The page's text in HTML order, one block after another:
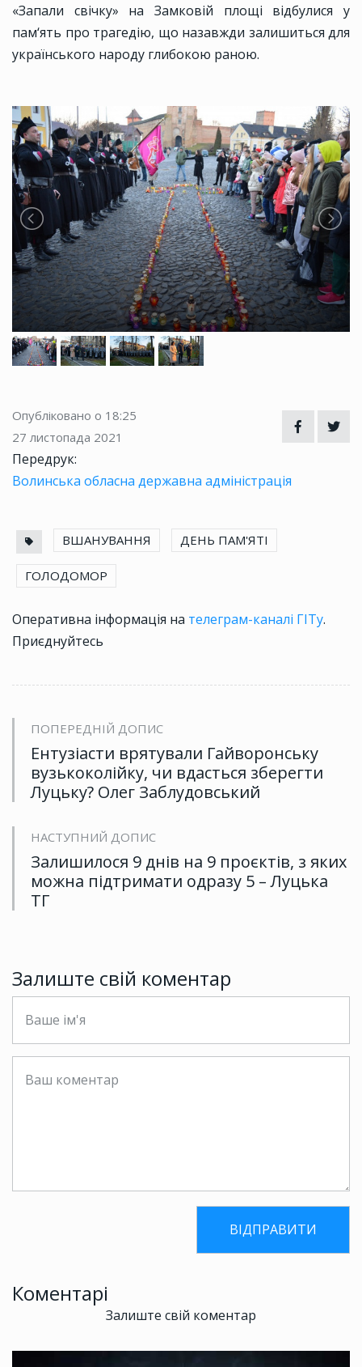
«Запали свічку» на Замковій площі відбулися у
пам‘ять про трагедію, що назавжди залишиться для
українського народу глибокою раною.
Опубліковано о 18:25
27 листопада 2021
Передрук:
Волинська обласна державна адміністрація
ВШАНУВАННЯ ДЕНЬ ПАМ'ЯТІ
ГОЛОДОМОР
Оперативна інформація на телеграм-каналі ГІТу.
Приєднуйтесь
ПОПЕРЕДНІЙ ДОПИС
Ентузіасти врятували Гайворонську
вузькоколійку, чи вдасться зберегти
Луцьку? Олег Заблудовський
НАСТУПНИЙ ДОПИС
Залишилося 9 днів на 9 проєктів, з яких
можна підтримати одразу 5 – Луцька
ТГ
Залиште свій коментар
Коментарі
Залиште свій коментар